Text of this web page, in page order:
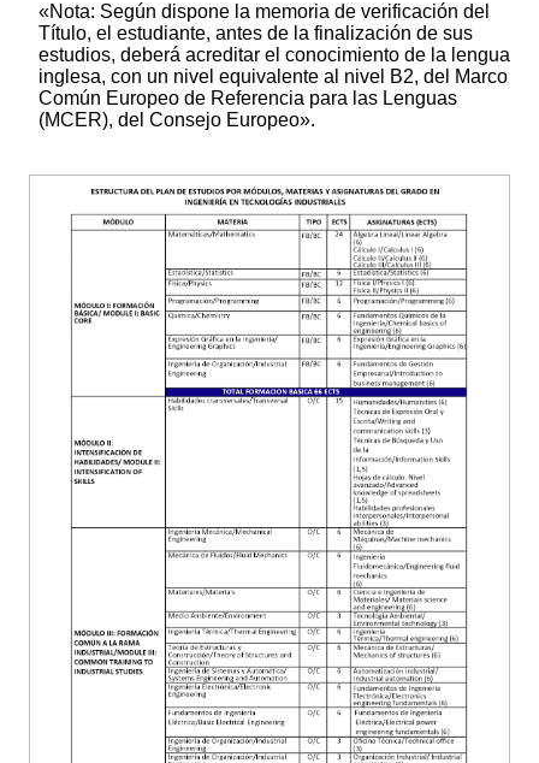
«Nota: Según dispone la memoria de verificación del
Título, el estudiante, antes de la finalización de sus
estudios, deberá acreditar el conocimiento de la lengua
inglesa, con un nivel equivalente al nivel B2, del Marco
Común Europeo de Referencia para las Lenguas
(MCER), del Consejo Europeo».